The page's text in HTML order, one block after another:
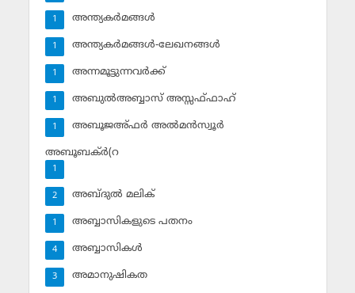
അന്ത്യകര്‍മങ്ങള്‍
1
അന്ത്യകര്‍മങ്ങള്‍-ലേഖനങ്ങള്‍
1
അന്നമൂട്ടുന്നവര്‍ക്ക്
1
അബുല്‍അബ്ബാസ് അസ്സഫ്ഫാഹ്‌
1
അബൂജഅ്ഫര്‍ അല്‍മന്‍സ്വൂര്‍
1
അബൂബക്ര്‍(റ
1
അബ്ദുല്‍ മലിക്‌
2
അബ്ബാസികളുടെ പതനം
1
അബ്ബാസികള്‍
4
അമാനുഷികത
3